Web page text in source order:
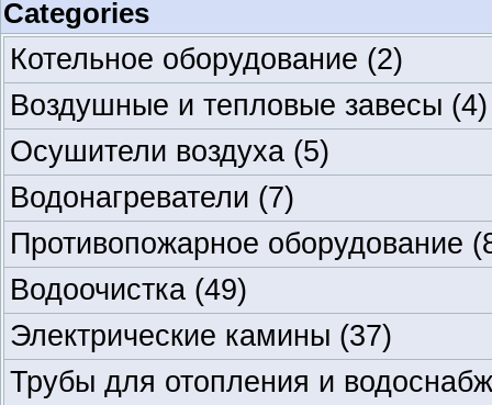
Categories
Котельное оборудование (2)
Воздушные и тепловые завесы (4)
Осушители воздуха (5)
Водонагреватели (7)
Противопожарное оборудование
Водоочистка (49)
Электрические камины (37)
Трубы для отопления и